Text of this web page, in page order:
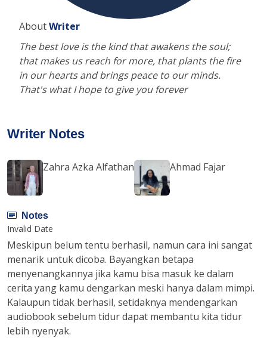
AboutWriter
The best love is the kind that awakens the soul;
that makes us reach for more, that plants the fire
in our hearts and brings peace to our minds.
That's what I hope to give you forever
Writer Notes
Zahra Azka Alfathan Ahmad Fajar
Notes
Invalid Date
Meskipun belum tentu berhasil, namun cara ini sangat
menarik untuk dicoba. Bayangkan betapa
menyenangkannya jika kamu bisa masuk ke dalam
cerita yang kamu dengarkan meski hanya dalam mimpi.
Kalaupun tidak berhasil, setidaknya mendengarkan
audiobook sebelum tidur dapat membantu kita tidur
lebih nyenyak.